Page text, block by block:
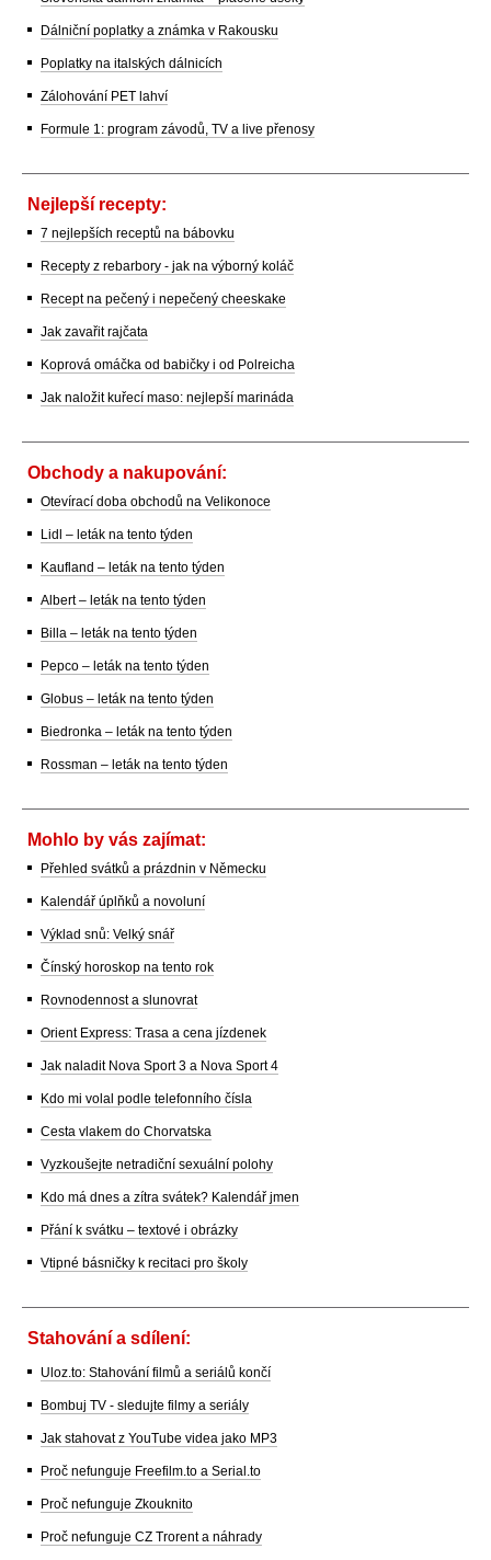
Dálniční poplatky a známka v Rakousku
Poplatky na italských dálnicích
Zálohování PET lahví
Formule 1: program závodů, TV a live přenosy
Nejlepší recepty:
7 nejlepších receptů na bábovku
Recepty z rebarbory - jak na výborný koláč
Recept na pečený i nepečený cheeskake
Jak zavařit rajčata
Koprová omáčka od babičky i od Polreicha
Jak naložit kuřecí maso: nejlepší marináda
Obchody a nakupování:
Otevírací doba obchodů na Velikonoce
Lidl – leták na tento týden
Kaufland – leták na tento týden
Albert – leták na tento týden
Billa – leták na tento týden
Pepco – leták na tento týden
Globus – leták na tento týden
Biedronka – leták na tento týden
Rossman – leták na tento týden
Mohlo by vás zajímat:
Přehled svátků a prázdnin v Německu
Kalendář úplňků a novoluní
Výklad snů: Velký snář
Čínský horoskop na tento rok
Rovnodennost a slunovrat
Orient Express: Trasa a cena jízdenek
Jak naladit Nova Sport 3 a Nova Sport 4
Kdo mi volal podle telefonního čísla
Cesta vlakem do Chorvatska
Vyzkoušejte netradiční sexuální polohy
Kdo má dnes a zítra svátek? Kalendář jmen
Přání k svátku – textové i obrázky
Vtipné básničky k recitaci pro školy
Stahování a sdílení:
Uloz.to: Stahování filmů a seriálů končí
Bombuj TV - sledujte filmy a seriály
Jak stahovat z YouTube videa jako MP3
Proč nefunguje Freefilm.to a Serial.to
Proč nefunguje Zkouknito
Proč nefunguje CZ Trorent a náhrady